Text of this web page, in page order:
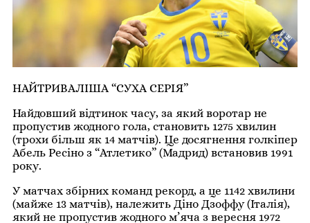
НАЙТРИВАЛІША “СУХА СЕРІЯ”
Найдовший відтинок часу, за який воротар не
пропустив жодного гола, становить 1275 хвилин
(трохи більш як 14 матчів). Це досягнення голкіпер
Абель Ресіно з “Атлетико” (Мадрид) встановив 1991
року.
У матчах збірних команд рекорд, а це 1142 хвилини
(майже 13 матчів), належить Діно Дзоффу (Італія),
який не пропустив жодного м’яча з вересня 1972